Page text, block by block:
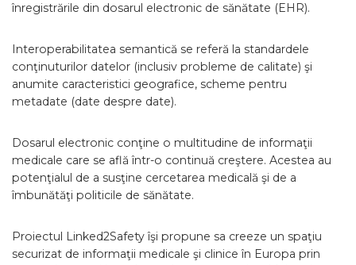
înregistrările din dosarul electronic de sănătate (EHR).
Interoperabilitatea semantică se referă la standardele
conţinuturilor datelor (inclusiv probleme de calitate) şi
anumite caracteristici geografice, scheme pentru
metadate (date despre date).
Dosarul electronic conţine o multitudine de informaţii
medicale care se află într-o continuă creştere. Acestea au
potenţialul de a susţine cercetarea medicală şi de a
îmbunătăţi politicile de sănătate.
Proiectul Linked2Safety îşi propune sa creeze un spaţiu
securizat de informaţii medicale şi clinice în Europa prin